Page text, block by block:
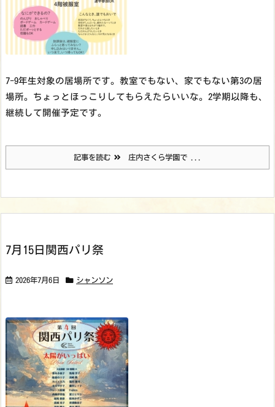
7-9年生対象の居場所です。教室でもない、家でもない第3の居
場所。ちょっとほっこりしてもらえたらいいな。 2学期以降も、
継続して開催予定です。
記事を読む 庄内さくら学園で ...
7月15日関西パリ祭
2026年7月6日 シャンソン